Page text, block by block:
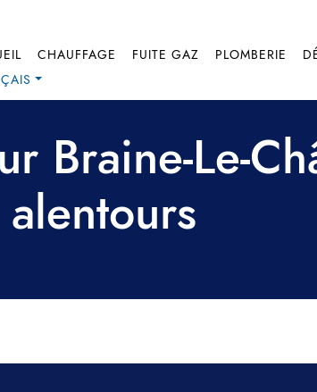
CHAUFFAGE FUITE GAZ PLOMBERIE
Braine-Le-
alentours